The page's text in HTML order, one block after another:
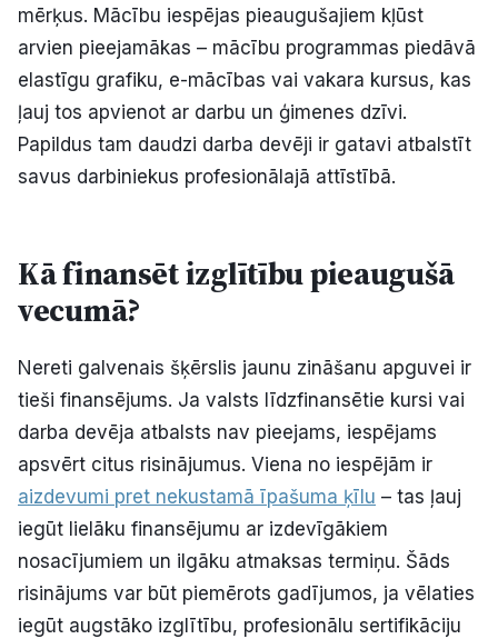
mērķus. Mācību iespējas pieaugušajiem kļūst
arvien pieejamākas – mācību programmas piedāvā
elastīgu grafiku, e-mācības vai vakara kursus, kas
ļauj tos apvienot ar darbu un ģimenes dzīvi.
Papildus tam daudzi darba devēji ir gatavi atbalstīt
savus darbiniekus profesionālajā attīstībā.
Kā finansēt izglītību pieaugušā
vecumā?
Nereti galvenais šķērslis jaunu zināšanu apguvei ir
tieši finansējums. Ja valsts līdzfinansētie kursi vai
darba devēja atbalsts nav pieejams, iespējams
apsvērt citus risinājumus. Viena no iespējām ir
aizdevumi pret nekustamā īpašuma ķīlu – tas ļauj
iegūt lielāku finansējumu ar izdevīgākiem
nosacījumiem un ilgāku atmaksas termiņu. Šāds
risinājums var būt piemērots gadījumos, ja vēlaties
iegūt augstāko izglītību, profesionālu sertifikāciju